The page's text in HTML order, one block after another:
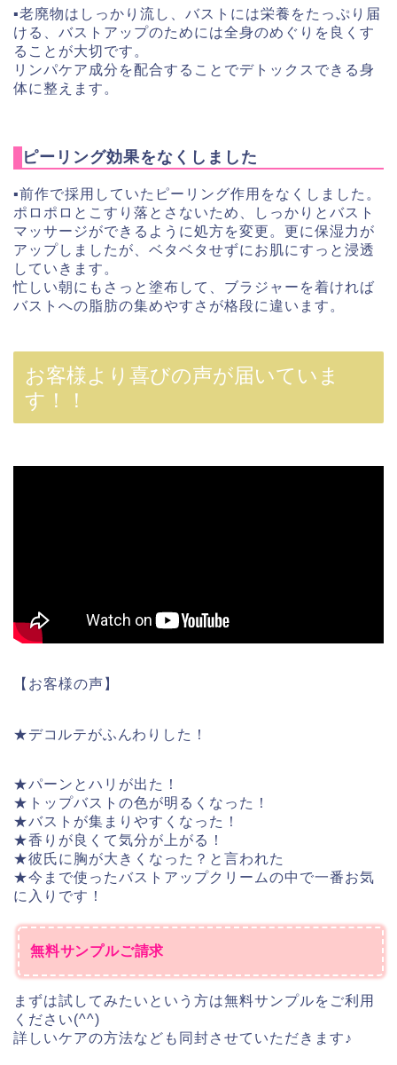
▪︎老廃物はしっかり流し、バストには栄養をたっぷり届
ける、 バストアップのためには全身のめぐりを良くす
ることが大切です。
リンパケア成分を配合することでデトックスできる身
体に整えます。
ピーリング効果をなくしました
▪︎前作で採用していたピーリング作用をなくしました。
ポロポロとこすり落とさないため、
しっかりとバスト
マッサージができるように処方を変更。更に保湿力が
アップしましたが、ベタベタせずに お肌にすっと浸透
していきます。
忙しい朝にもさっと塗布して、ブラジャーを着ければ
バストへの脂肪の集めやすさが格段に違います。
お客様より喜びの声が届いていま
す！！
【お客様の声】
★デコルテがふんわりした！
★パーンとハリが出た！
★トップバストの色が明るくなった！
★バストが集まりやすくなった！
★香りが良くて気分が上がる！
★彼氏に胸が大きくなった？と言われた
★今まで使ったバストアップクリームの中で一番お気
に入りです！
無料サンプルご請求
まずは試してみたいという方は無料サンプルをご利用
ください(^^)
詳しいケアの方法なども同封させていただきます♪